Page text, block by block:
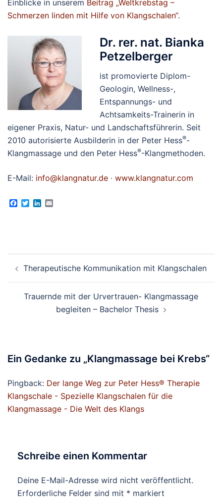
Einblicke in unserem Beitrag „Weltkrebstag –
Schmerzen linden mit Hilfe von Klangschalen“.
Dr. rer. nat. Bianka
Petzelberger
ist promovierte Diplom-
Geologin, Wellness-,
Entspannungs- und
Achtsamkeits-Trainerin in
eigener Praxis, Natur- und Landschaftsführerin. Seit
2010 autorisierte Ausbilderin in der Peter Hess®-
Klangmassage und den Peter Hess®-Klangmethoden.
E-Mail: info@klangnatur.de ∙ www.klangnatur.com
Facebook
TwitterLinkedIn
Therapeutische Kommunikation mit Klangschalen
Trauernde mit der Urvertrauen- Klangmassage
begleiten – Bachelor Thesis
Ein Gedanke zu „Klangmassage bei Krebs“
Pingback: Der lange Weg zur Peter Hess® Therapie
Klangschale - Spezielle Klangschalen für die
Klangmassage - Die Welt des Klangs
Schreibe einen Kommentar
Deine E-Mail-Adresse wird nicht veröffentlicht.
Erforderliche Felder sind mit * markiert